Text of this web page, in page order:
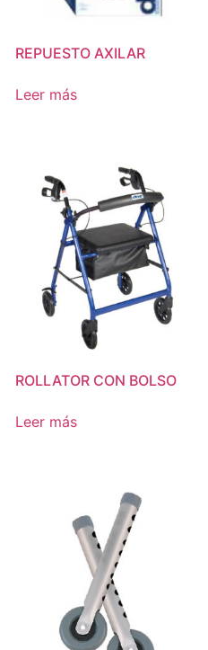
REPUESTO AXILAR
Leer más
ROLLATOR CON BOLSO
Leer más